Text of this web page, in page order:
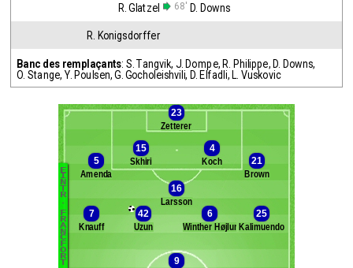
R. Glatzel 68' D. Downs
R. Konigsdorffer
Banc des remplaçants: S. Tangvik, J. Dompe, R. Philippe, D. Downs,
O. Stange, Y. Poulsen,G. Gocholeishvili, D. Elfadli, L. Vuskovic